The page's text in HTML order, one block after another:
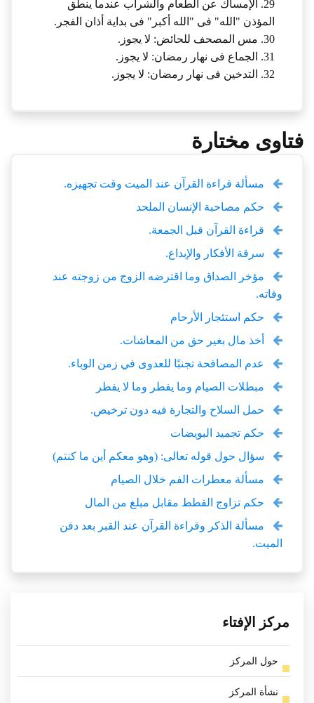
29. الإمساك عن الطعام والشراب عندما ينطق
المؤذن "الله" فى "الله أكبر" فى بداية أذان الفجر.
30. مس المصحف للحائض: لا يجوز.
31. الجماع فى نهار رمضان: لا يجوز.
32. التدخين فى نهار رمضان: لا يجوز.
فتاوى مختارة
مسألة قراءة القرآن عند الميت وقت تجهيزه.
حكم مصاحبة الإنسان الملحد
قراءة القرآن قبل الجمعة.
سرقة الأفكار والإبداع.
مؤخر الصداق وما اقترضه الزوج من زوجته عند
وفاته.
حكم استئجار الأرحام
أخذ مال بغير حق من المعاشات.
عدم المصافحة تجنبًا للعدوى في زمن الوباء.
مبطلات الصيام وما يفطر وما لا يفطر
حمل السلاح والتجارة فيه دون ترخيص.
حكم تجميد البويضات
سؤال حول قوله تعالى: (وهو معكم أين ما كنتم)
مسألة معطرات الفم خلال الصيام
حكم تزاوج القطط مقابل مبلغ من المال
مسألة الذكر وقراءة القرآن عند القبر بعد دفن
الميت.
مركز الإفتاء
حول المركز
نشأة المركز